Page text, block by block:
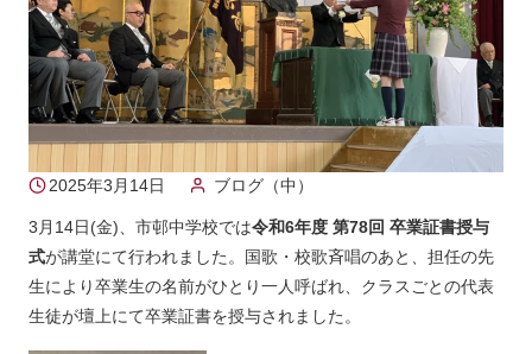
2025年3月14日 ブログ（中）
3月14日(金)、市邨中学校では令和6年度 第78回 卒業証書授与
式が講堂にて行われました。国歌・校歌斉唱のあと、担任の先
生により卒業生の名前がひとり一人呼ばれ、クラスごとの代表
生徒が壇上にて卒業証書を授与されました。